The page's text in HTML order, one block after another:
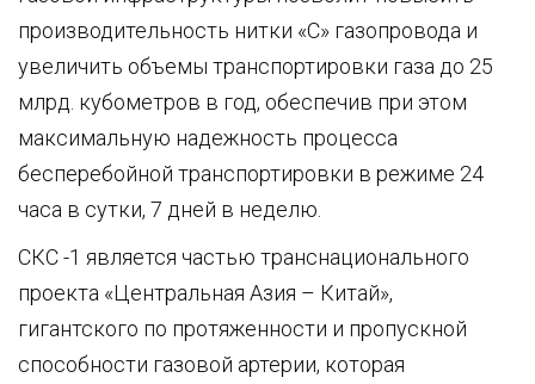
производительность нитки «С» газопровода и
увеличить объемы транспортировки газа до 25
млрд. кубометров в год, обеспечив при этом
максимальную надежность процесса
бесперебойной транспортировки в режиме 24
часа в сутки, 7 дней в неделю.
СКС -1 является частью транснационального
проекта «Центральная Азия – Китай»,
гигантского по протяженности и пропускной
способности газовой артерии, которая